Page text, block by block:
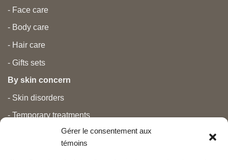
Gérer le consentement aux
témoins
- Face care
- Body care
- Hair care
- Gifts sets
By skin concern
- Skin disorders
- Temporary treatments